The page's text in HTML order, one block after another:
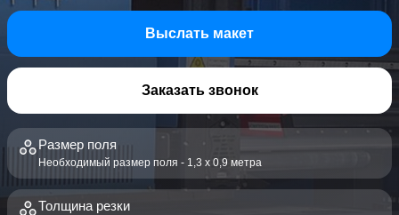
Выслать макет
Заказать звонок
Размер поля
Необходимый размер поля - 1,3 х 0,9 метра
Толщина резки